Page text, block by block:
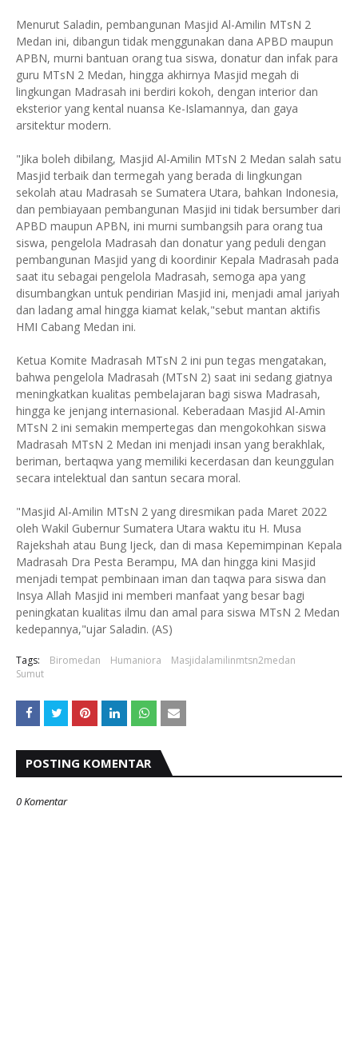
Menurut Saladin, pembangunan Masjid Al-Amilin MTsN 2
Medan ini, dibangun tidak menggunakan dana APBD maupun
APBN, murni bantuan orang tua siswa, donatur dan infak para
guru MTsN 2 Medan, hingga akhirnya Masjid megah di
lingkungan Madrasah ini berdiri kokoh, dengan interior dan
eksterior yang kental nuansa Ke-Islamannya, dan gaya
arsitektur modern.
"Jika boleh dibilang, Masjid Al-Amilin MTsN 2 Medan salah satu
Masjid terbaik dan termegah yang berada di lingkungan
sekolah atau Madrasah se Sumatera Utara, bahkan Indonesia,
dan pembiayaan pembangunan Masjid ini tidak bersumber dari
APBD maupun APBN, ini murni sumbangsih para orang tua
siswa, pengelola Madrasah dan donatur yang peduli dengan
pembangunan Masjid yang di koordinir Kepala Madrasah pada
saat itu sebagai pengelola Madrasah, semoga apa yang
disumbangkan untuk pendirian Masjid ini, menjadi amal jariyah
dan ladang amal hingga kiamat kelak,"sebut mantan aktifis
HMI Cabang Medan ini.
Ketua Komite Madrasah MTsN 2 ini pun tegas mengatakan,
bahwa pengelola Madrasah (MTsN 2) saat ini sedang giatnya
meningkatkan kualitas pembelajaran bagi siswa Madrasah,
hingga ke jenjang internasional. Keberadaan Masjid Al-Amin
MTsN 2 ini semakin mempertegas dan mengokohkan siswa
Madrasah MTsN 2 Medan ini menjadi insan yang berakhlak,
beriman, bertaqwa yang memiliki kecerdasan dan keunggulan
secara intelektual dan santun secara moral.
"Masjid Al-Amilin MTsN 2 yang diresmikan pada Maret 2022
oleh Wakil Gubernur Sumatera Utara waktu itu H. Musa
Rajekshah atau Bung Ijeck, dan di masa Kepemimpinan Kepala
Madrasah Dra Pesta Berampu, MA dan hingga kini Masjid
menjadi tempat pembinaan iman dan taqwa para siswa dan
Insya Allah Masjid ini memberi manfaat yang besar bagi
peningkatan kualitas ilmu dan amal para siswa MTsN 2 Medan
kedepannya,"ujar Saladin. (AS)
Tags: Biromedan Humaniora
Masjidalamilinmtsn2medan
Sumut
POSTING KOMENTAR
0 Komentar